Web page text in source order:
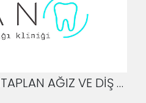
DİŞ POLİKLİNİĞİ / DENTAPLAN AĞIZ VE DİŞ SAĞLIĞI